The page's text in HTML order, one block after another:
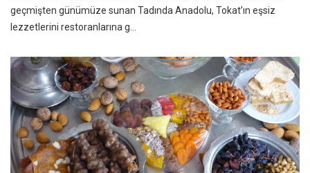
geçmişten günümüze sunan Tadında Anadolu, Tokat’ın eşsiz
lezzetlerini restoranlarına g...